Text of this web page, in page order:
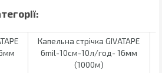
Капельна стрічка GIVATAPE
6mil-10см-10л/год- 16мм
(1000м)